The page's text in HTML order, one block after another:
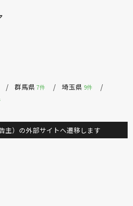
群馬県7件 埼玉県 9件
主）の外部サイトへ遷移します